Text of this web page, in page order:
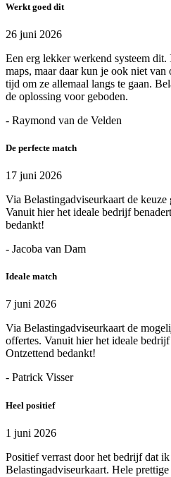
Werkt goed dit
26 juni 2026
Een erg lekker werkend systeem
maps, maar daar kun je ook niet van
tijd om ze allemaal langs te gaan.
de oplossing voor geboden.
- Raymond van de Velden
De perfecte match
17 juni 2026
Via Belastingadviseurkaart de keuze
Vanuit hier het ideale bedrijf
bedankt!
- Jacoba van Dam
Ideale match
7 juni 2026
Via Belastingadviseurkaart de
offertes. Vanuit hier het ideale
Ontzettend bedankt!
- Patrick Visser
Heel positief
1 juni 2026
Positief verrast door het bedrijf dat
Belastingadviseurkaart. Hele